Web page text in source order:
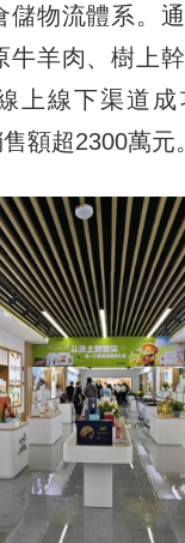
物流體系。
牛羊肉、樹上
上線下渠道
額超2300萬元。